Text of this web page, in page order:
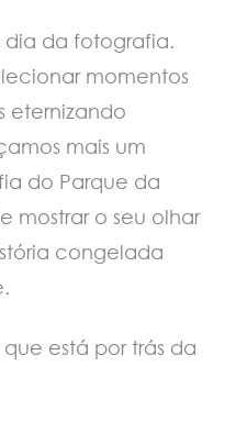
dia da fotografia.
momentos
eternizando
mais um
do Parque da
mostrar o seu olhar
congelada
está por trás da